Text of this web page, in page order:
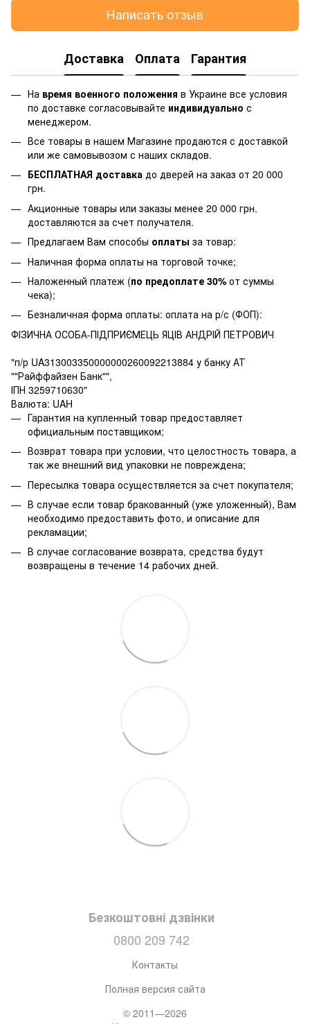
Написать отзыв
Доставка Оплата Гарантия
На время военного положения в Украине все условия
по доставке согласовывайте индивидуально с
менеджером.
Все товары в нашем Магазине продаются с доставкой
или же самовывозом с наших складов.
БЕСПЛАТНАЯ доставка до дверей на заказ от 20 000
грн.
Акционные товары или заказы менее 20 000 грн.
доставляются за счет получателя.
Предлагаем Вам способы оплаты за товар:
Наличная форма оплаты на торговой точке;
Наложенный платеж (по предоплате 30% от суммы
чека);
Безналичная форма оплаты: оплата на р/с (ФОП):
ФІЗИЧНА ОСОБА-ПІДПРИЄМЕЦЬ ЯЦІВ АНДРІЙ ПЕТРОВИЧ
"п/р UA313003350000000260092213884 у банку АТ
""Райффайзен Банк"",
ІПН 3259710630"
Валюта: UAH
Гарантия на купленный товар предоставляет
официальным поставщиком;
Возврат товара при условии, что целостность товара, а
так же внешний вид упаковки не повреждена;
Пересылка товара осуществляется за счет покупателя;
В случае если товар бракованный (уже уложенный), Вам
необходимо предоставить фото, и описание для
рекламации;
В случае согласование возврата, средства будут
возвращены в течение 14 рабочих дней.
Безкоштовні дзвінки
0800 209 742
Контакты
Полная версия сайта
© 2011—2026